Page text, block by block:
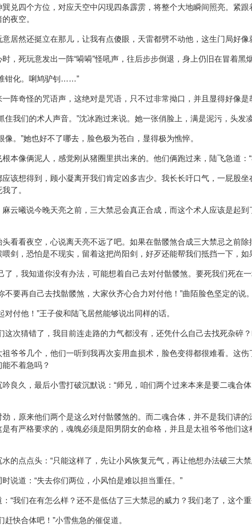
巽兑四个方位，对应天空中闪现四条霹雳，将整个大地瞬间照亮。紧
夜空。
居然还挺立在那儿，让我有点傻眼，天雷都劈不动他，这生门局好像
，死玩意发出一阵“嗬嗬”怪吼声，往后步步倒退，身上仍旧在冒着黑
钳化。唎鸠驴钊……”
一阵奇怪的咒语声，这绝对是咒语，只不过非常拗口，并且显得好像
住我们的术人声音。”沈冰跑过来说。她一张俏脸上，满是泥污，头发
像。”她也好不了哪去，脸色极为苍白，显得极为憔悴。
本像俩泥人，感觉刚从猪圈里拱出来的。他们俩跑过来，陆飞急道
该想得到，顾小凝离开我们肯定凶多吉少。我长长吁口气，一屁股
了。
麻云曦说今晚天亮之前，三大禁忌会真正合成，而这个术人应该是起
看看夜空，心说离天亮不远了吧。如果在骷髅煞合成三大禁忌之前
剑，恐怕是不现实，留着这把尚阳剑，好歹还能帮我们抵挡一下，如
了，我知道你没有办法，可能想着自己去对付骷髅煞。要死我们死在
不要再自己去找骷髅煞，大家伙齐心合力对付他！”曲陌脸色坚定的说。
对付他！”王子俊和陆飞居然能够说出同样的话。
这次猜错了，我目前连走路的力气都没有，还凭什么自己去找死杂碎
祖爷爷几个，他们一听到我再次妄用血损术，脸色变得都很难看。这
不着急吗？
吟良久，最后小雪打破沉默说：“师兄，咱们两个过来本来是要二魂
，原来他们两个是这么对付骷髅煞的。而二魂合体，并不是我们讲
有严格要求的，魂魄必须是阳男阴女的命格，并且是太祖爷爷他们
的点点头：“只能这样了，先让小风恢复元气，再让他想办法破三大禁
说道：“失去你们两位，小风怕是难以担当重任。”
“我们在有怎么样？还不是低估了三大禁忌的威力？我们老了，这个
赶快合体吧！”小雪焦急的催促道。